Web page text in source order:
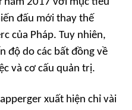
đấu mới thay thế
của Pháp. Tuy nhiên,
độ do các bất đồng về
và cơ cấu quản trị.
xuất hiện chỉ vài